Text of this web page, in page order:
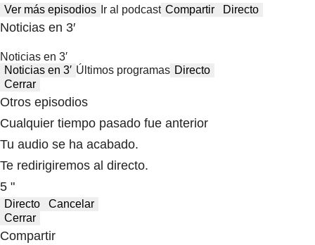
Ver más episodios Ir al podcast Compartir Directo
Noticias en 3′
Noticias en 3′
Noticias en 3′ Últimos programas Directo
Cerrar
Otros episodios
Cualquier tiempo pasado fue anterior
Tu audio se ha acabado.
Te redirigiremos al directo.
5 "
Directo
Cancelar
Cerrar
Compartir